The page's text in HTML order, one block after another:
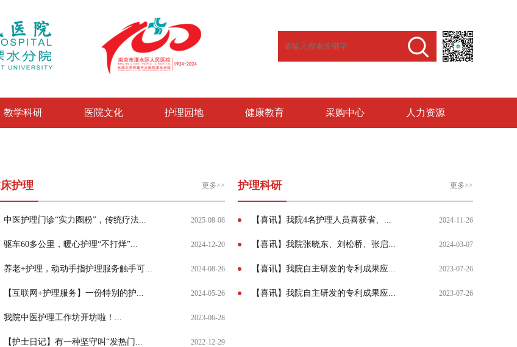
教学科研 医院文化 护理园地 健康教育 采购中心 人力资源
护理 更多>>
中医护理门诊“实力圈粉”，传统疗法... 2025-08-08
驱车60多公里，暖心护理“不打烊”... 2024-12-20
养老+护理，动动手指护理服务触手可... 2024-08-26
【互联网+护理服务】一份特别的护... 2024-05-26
我院中医护理工作坊开坊啦！... 2023-06-28
【护士日记】有一种坚守叫“发热门... 2022-12-29
护理科研 更多>>
【喜讯】我院4名护理人员喜获省、... 2024-11-26
【喜讯】我院张晓东、刘松桥、张启... 2024-03-07
【喜讯】我院自主研发的专利成果应... 2023-07-26
【喜讯】我院自主研发的专利成果应... 2023-07-26